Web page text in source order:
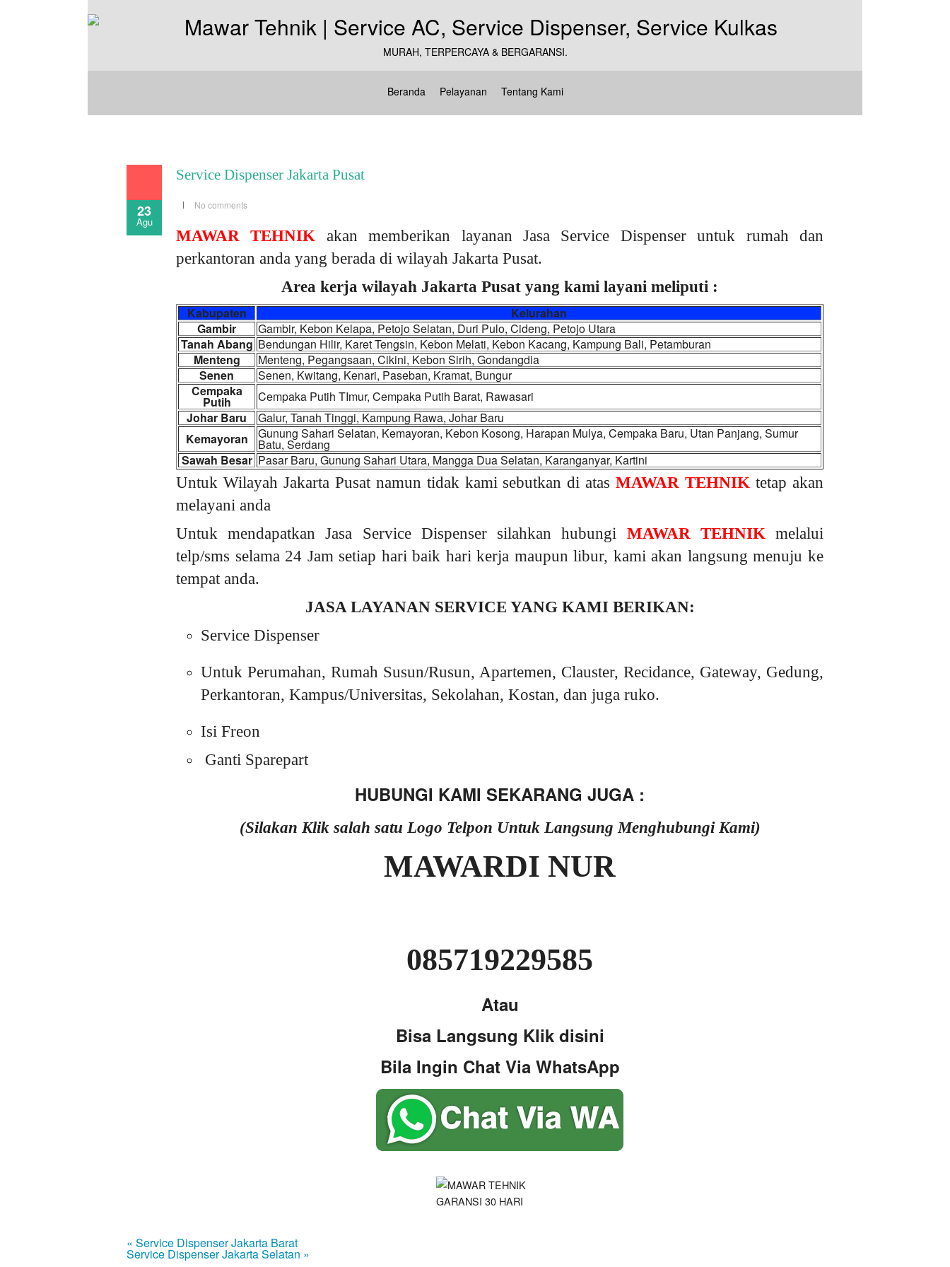
MURAH, TERPERCAYA & BERGARANSI.
Beranda Pelayanan Tentang Kami
23
Agu
Service Dispenser Jakarta Pusat
No comments
MAWAR TEHNIK akan memberikan layanan Jasa Service Dispenser untuk rumah dan
perkantoran anda yang berada di wilayah Jakarta Pusat.
Area kerja wilayah Jakarta Pusat yang kami layani meliputi :
Kabupaten
Kelurahan
Gambir
Gambir, Kebon Kelapa, Petojo Selatan, Duri Pulo, Cideng, Petojo Utara
Tanah Abang Bendungan Hilir, Karet Tengsin, Kebon Melati, Kebon Kacang, Kampung Bali, Petamburan
Menteng
Menteng, Pegangsaan, Cikini, Kebon Sirih, Gondangdia
Senen
Senen, Kwitang, Kenari, Paseban, Kramat, Bungur
Cempaka
Putih
Cempaka Putih TImur, Cempaka Putih Barat, Rawasari
Johar Baru
Galur, Tanah Tinggi, Kampung Rawa, Johar Baru
Kemayoran
Gunung Sahari Selatan, Kemayoran, Kebon Kosong, Harapan Mulya, Cempaka Baru, Utan Panjang, Sumur
Batu, Serdang
Sawah Besar Pasar Baru, Gunung Sahari Utara, Mangga Dua Selatan, Karanganyar, Kartini
Untuk Wilayah Jakarta Pusat namun tidak kami sebutkan di atasMAWAR TEHNIK tetap akan
melayani anda
Untuk mendapatkan Jasa Service Dispenser silahkan hubungi MAWAR TEHNIKmelalui
telp/sms selama 24 Jam setiap hari baik hari kerja maupun libur, kami akan langsung menuju ke
tempat anda.
JASA LAYANAN SERVICE YANG KAMI BERIKAN:
Service Dispenser
Untuk Perumahan, Rumah Susun/Rusun, Apartemen, Clauster, Recidance, Gateway, Gedung,
Perkantoran, Kampus/Universitas, Sekolahan, Kostan, dan juga ruko.
Isi Freon
Ganti Sparepart
HUBUNGI KAMI SEKARANG JUGA :
(Silakan Klik salah satu Logo Telpon Untuk Langsung Menghubungi Kami)
MAWARDI NUR
085719229585
Atau
Bisa Langsung Klik disini
Bila Ingin Chat Via WhatsApp
« Service Dispenser Jakarta Barat
Service Dispenser Jakarta Selatan »